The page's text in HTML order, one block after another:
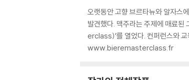
오랫동안 고향 브르타뉴와 알자스
발견했다. 맥주라는 주제에 매료
erclass)’를 열었다. 컨퍼런스와
www.bieremasterclass.fr